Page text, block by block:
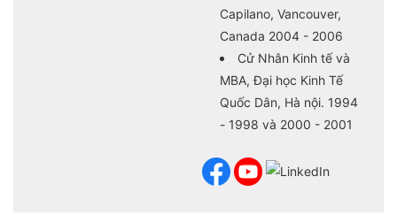
Capilano, Vancouver,
Canada 2004 - 2006
Cử Nhân Kinh tế và
MBA, Đại học Kinh Tế
Quốc Dân, Hà nội. 1994
- 1998 và 2000 - 2001